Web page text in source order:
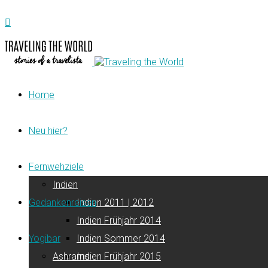
Home
Neu hier?
Fernwehziele
Indien
Indien 2011 | 2012
Indien Frühjahr 2014
Indien Sommer 2014
Indien Frühjahr 2015
Gedankenreisen
Yogibar
Ashrams